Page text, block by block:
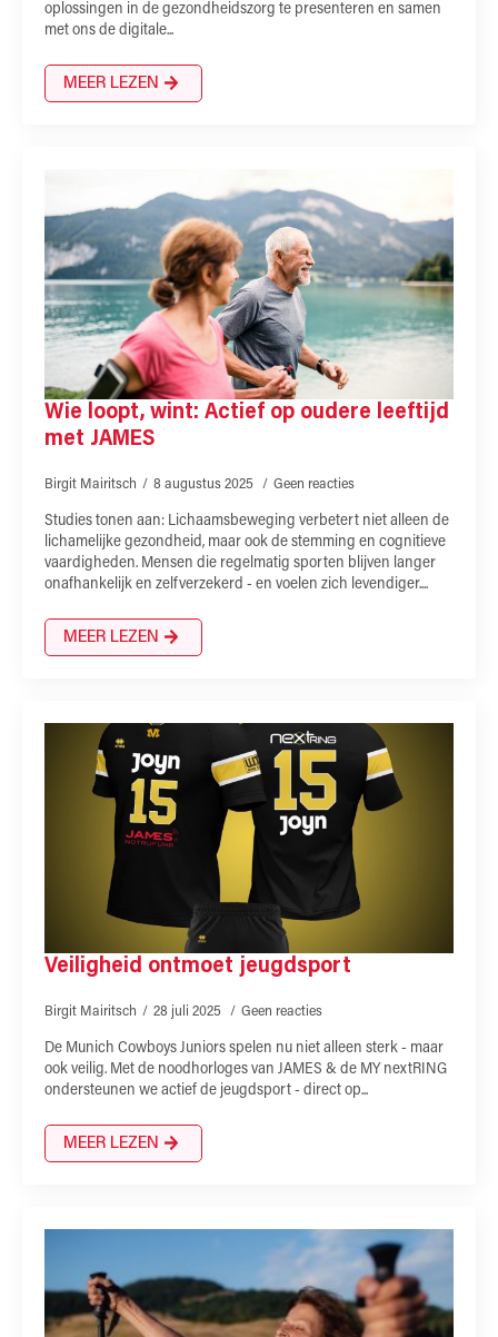
oplossingen in de gezondheidszorg te presenteren en samen
met ons de digitale...
MEER LEZEN
Wie loopt, wint: Actief op oudere leeftijd
met JAMES
Birgit Mairitsch 8 augustus 2025 Geen reacties
Studies tonen aan: Lichaamsbeweging verbetert niet alleen de
lichamelijke gezondheid, maar ook de stemming en cognitieve
vaardigheden. Mensen die regelmatig sporten blijven langer
onafhankelijk en zelfverzekerd - en voelen zich levendiger....
MEER LEZEN
Veiligheid ontmoet jeugdsport
Birgit Mairitsch 28 juli 2025 Geen reacties
De Munich Cowboys Juniors spelen nu niet alleen sterk - maar
ook veilig. Met de noodhorloges van JAMES & de MY nextRING
ondersteunen we actief de jeugdsport - direct op...
MEER LEZEN